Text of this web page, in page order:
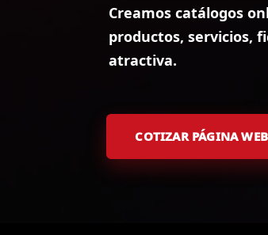
Creamos catálogos
productos, servicios,
atractiva.
COTIZAR PÁGINA WEB